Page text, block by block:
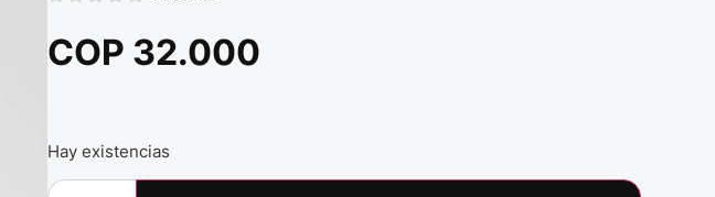
COP 32.000
Hay existencias